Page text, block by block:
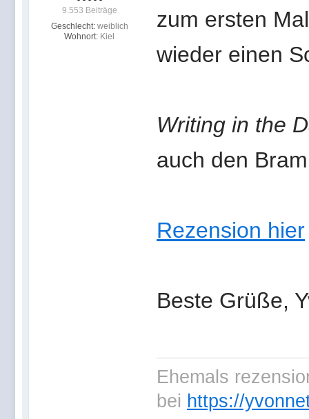
9.553 Beiträge
Geschlecht: weiblich
Wohnort: Kiel
zum ersten
wieder einen
Writing in the
auch den
Rezension hier
Beste Grüße,
Ehemals
bei https://